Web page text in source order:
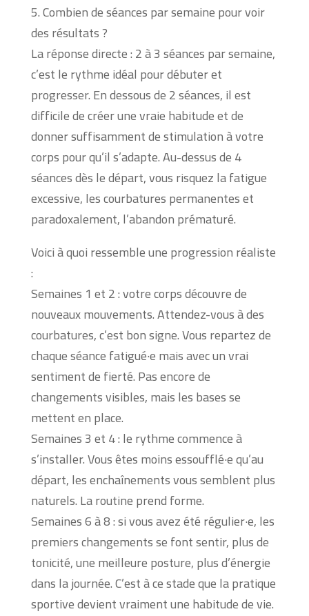
5. Combien de séances par semaine pour voir
des résultats ?
La réponse directe : 2 à 3 séances par semaine,
c’est le rythme idéal pour débuter et
progresser. En dessous de 2 séances, il est
difficile de créer une vraie habitude et de
donner suffisamment de stimulation à votre
corps pour qu’il s’adapte. Au-dessus de 4
séances dès le départ, vous risquez la fatigue
excessive, les courbatures permanentes et
paradoxalement, l’abandon prématuré.
Voici à quoi ressemble une progression réaliste
:
Semaines 1 et 2 : votre corps découvre de
nouveaux mouvements. Attendez-vous à des
courbatures, c’est bon signe. Vous repartez de
chaque séance fatigué·e mais avec un vrai
sentiment de fierté. Pas encore de
changements visibles, mais les bases se
mettent en place.
Semaines 3 et 4 : le rythme commence à
s’installer. Vous êtes moins essoufflé·e qu’au
départ, les enchaînements vous semblent plus
naturels. La routine prend forme.
Semaines 6 à 8 : si vous avez été régulier·e, les
premiers changements se font sentir, plus de
tonicité, une meilleure posture, plus d’énergie
dans la journée. C’est à ce stade que la pratique
sportive devient vraiment une habitude de vie.